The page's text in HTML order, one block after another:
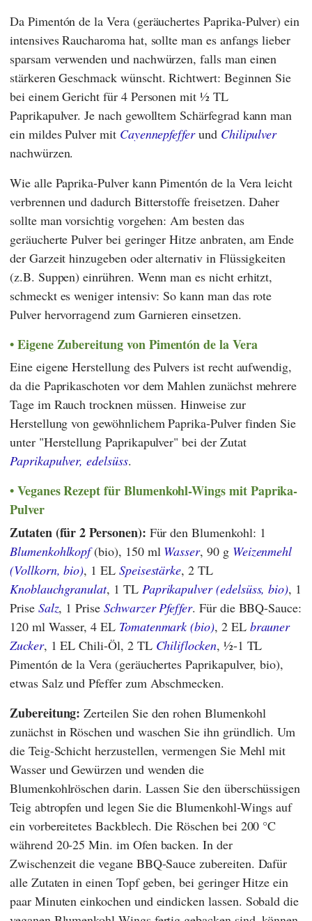
Da Pimentón de la Vera (geräuchertes Paprika-Pulver) ein
intensives Raucharoma hat, sollte man es anfangs lieber
sparsam verwenden und nachwürzen, falls man einen
stärkeren Geschmack wünscht. Richtwert: Beginnen Sie
bei einem Gericht für 4 Personen mit ½ TL
Paprikapulver. Je nach gewolltem Schärfegrad kann man
ein mildes Pulver mit Cayennepfefferund Chilipulver
nachwürzen.
Wie alle Paprika-Pulver kann Pimentón de la Vera leicht
verbrennen und dadurch Bitterstoffe freisetzen. Daher
sollte man vorsichtig vorgehen: Am besten das
geräucherte Pulver bei geringer Hitze anbraten, am Ende
der Garzeit hinzugeben oder alternativ in Flüssigkeiten
(z.B. Suppen) einrühren. Wenn man es nicht erhitzt,
schmeckt es weniger intensiv: So kann man das rote
Pulver hervorragend zum Garnieren einsetzen.
Eigene Zubereitung von Pimentón de la Vera
Eine eigene Herstellung des Pulvers ist recht aufwendig,
da die Paprikaschoten vor dem Mahlen zunächst mehrere
Tage im Rauch trocknen müssen. Hinweise zur
Herstellung von gewöhnlichem Paprika-Pulver finden Sie
unter "Herstellung Paprikapulver" bei der Zutat
Paprikapulver, edelsüss.
Veganes Rezept für Blumenkohl-Wings mit Paprika-
Pulver
Zutaten (für 2 Personen): Für den Blumenkohl: 1
Blumenkohlkopf(bio), 150 ml Wasser, 90 g Weizenmehl
(Vollkorn, bio), 1 EL Speisestärke, 2 TL
Knoblauchgranulat, 1 TL Paprikapulver (edelsüss, bio), 1
Prise Salz, 1 Prise Schwarzer Pfeffer. Für die BBQ-Sauce:
120 ml Wasser, 4 EL Tomatenmark (bio), 2 EL brauner
Zucker, 1 EL Chili-Öl, 2 TL Chiliflocken, ½-1 TL
Pimentón de la Vera (geräuchertes Paprikapulver, bio),
etwas Salz und Pfeffer zum Abschmecken.
Zubereitung:Zerteilen Sie den rohen Blumenkohl
zunächst in Röschen und waschen Sie ihn gründlich. Um
die Teig-Schicht herzustellen, vermengen Sie Mehl mit
Wasser und Gewürzen und wenden die
Blumenkohlröschen darin. Lassen Sie den überschüssigen
Teig abtropfen und legen Sie die Blumenkohl-Wings auf
ein vorbereitetes Backblech. Die Röschen bei 200 °C
während 20-25 Min. im Ofen backen. In der
Zwischenzeit die vegane BBQ-Sauce zubereiten. Dafür
alle Zutaten in einen Topf geben, bei geringer Hitze ein
paar Minuten einkochen und eindicken lassen. Sobald die